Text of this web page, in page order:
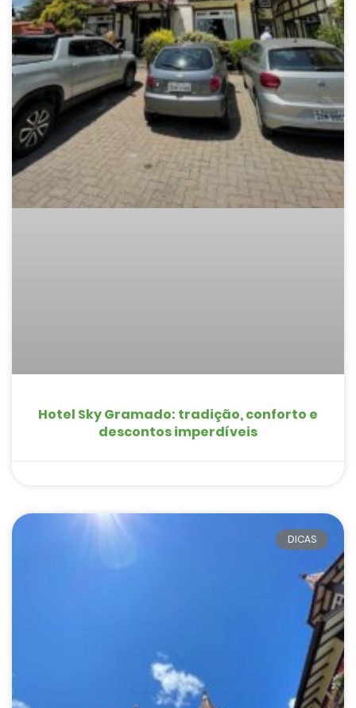
Hotel Sky Gramado: tradição, conforto e
descontos imperdíveis
DICAS